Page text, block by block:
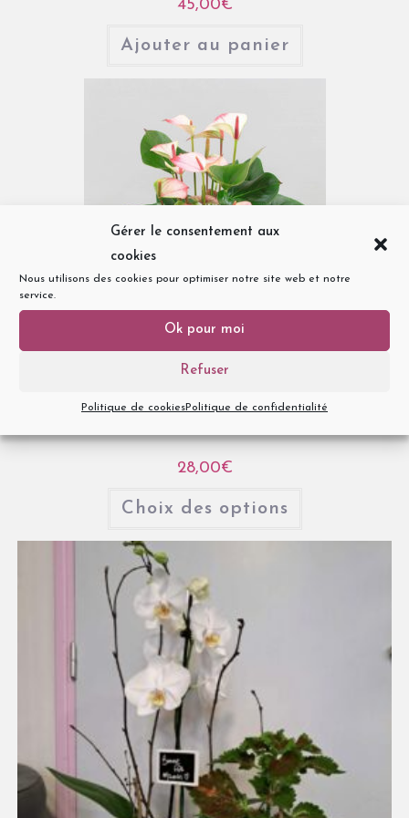
Gérer le consentement aux
cookies
Nous utilisons des cookies pour optimiser notre site web et notre
service.
Ok pour moi
Refuser
Politique de cookiesPolitique de confidentialité
45,00€
Ajouter au panier
Anniversaire,Plantes
28,00€
Choix des options